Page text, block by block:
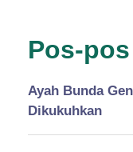
Pos-
Ayah Bunda
Dikukuhkan